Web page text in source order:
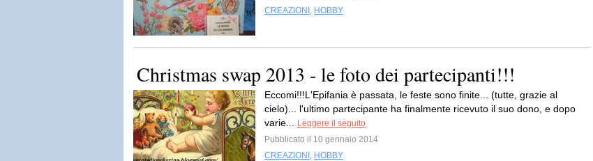
CREAZIONI , HOBBY
Christmas swap 2013 - le foto dei partecipanti!!!
Eccomi!!!L'Epifania è passata, le feste sono finite... (tutte, grazie al
cielo)... l'ultimo partecipante ha finalmente ricevuto il suo dono, e dopo
varie...
Leggere il seguito
Pubblicato il 10 gennaio 2014
CREAZIONI , HOBBY